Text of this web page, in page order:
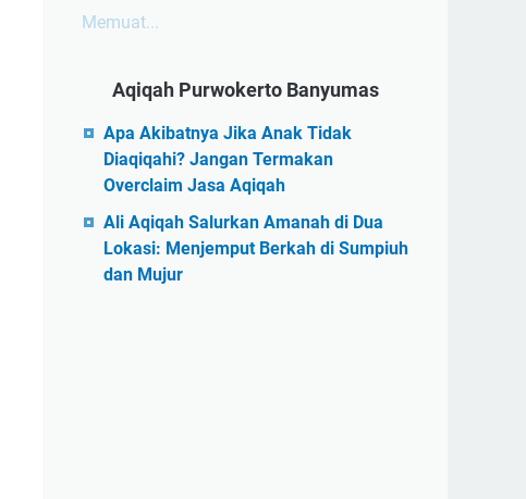
Memuat...
Aqiqah Purwokerto Banyumas
Apa Akibatnya Jika Anak Tidak
Diaqiqahi? Jangan Termakan
Overclaim Jasa Aqiqah
Ali Aqiqah Salurkan Amanah di Dua
Lokasi: Menjemput Berkah di Sumpiuh
dan Mujur